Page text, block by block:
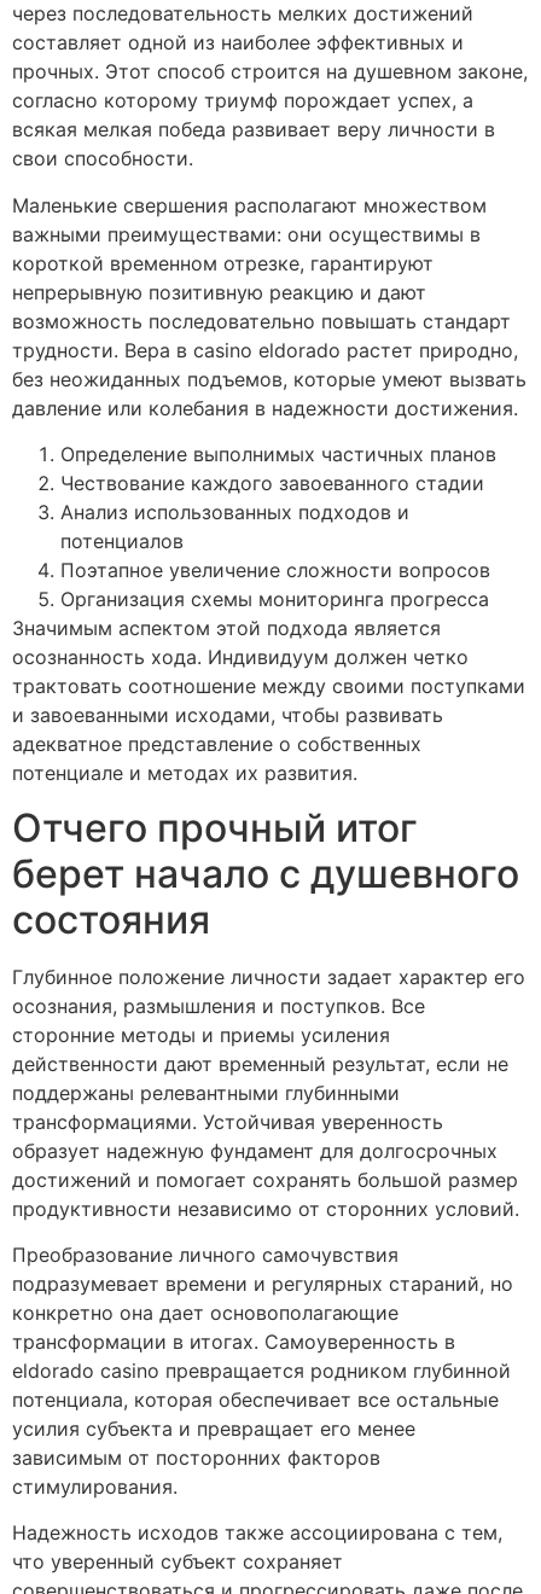
через последовательность мелких достижений
составляет одной из наиболее эффективных и
прочных. Этот способ строится на душевном законе,
согласно которому триумф порождает успех, а
всякая мелкая победа развивает веру личности в
свои способности.
Маленькие свершения располагают множеством
важными преимуществами: они осуществимы в
короткой временном отрезке, гарантируют
непрерывную позитивную реакцию и дают
возможность последовательно повышать стандарт
трудности. Вера в casino eldorado растет природно,
без неожиданных подъемов, которые умеют вызвать
давление или колебания в надежности достижения.
Определение выполнимых частичных планов
Чествование каждого завоеванного стадии
Анализ использованных подходов и
потенциалов
Поэтапное увеличение сложности вопросов
Организация схемы мониторинга прогресса
Значимым аспектом этой подхода является
осознанность хода. Индивидуум должен четко
трактовать соотношение между своими поступками
и завоеванными исходами, чтобы развивать
адекватное представление о собственных
потенциале и методах их развития.
Отчего прочный итог
берет начало с душевного
состояния
Глубинное положение личности задает характер его
осознания, размышления и поступков. Все
сторонние методы и приемы усиления
действенности дают временный результат, если не
поддержаны релевантными глубинными
трансформациями. Устойчивая уверенность
образует надежную фундамент для долгосрочных
достижений и помогает сохранять большой размер
продуктивности независимо от сторонних условий.
Преобразование личного самочувствия
подразумевает времени и регулярных стараний, но
конкретно она дает основополагающие
трансформации в итогах. Самоуверенность в
eldorado casino превращается родником глубинной
потенциала, которая обеспечивает все остальные
усилия субъекта и превращает его менее
зависимым от посторонних факторов
стимулирования.
Надежность исходов также ассоциирована с тем,
что уверенный субъект сохраняет